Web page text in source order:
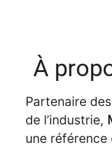
À
Partenaire
de l’industrie,
une référence